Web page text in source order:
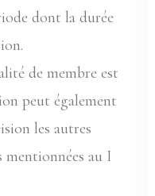
dont la durée
de membre est
peut également
les autres
mentionnées au I